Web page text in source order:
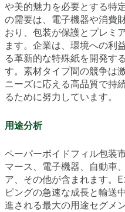
や美的魅力を必要とする特
の需要は、電子機器や消費
おり、包装が保護とプレミ
ます。企業は、環境への利
る革新的な特殊紙を開発す
す。素材タイプ間の競争は
ニーズに応える高品質で持
るために努力しています。
用途分析
ペーパーボイドフィル包装
マース、電子機器、自動車
ア、その他が含まれます。
ピングの急速な成長と輸送
進される最大の用途セグメ